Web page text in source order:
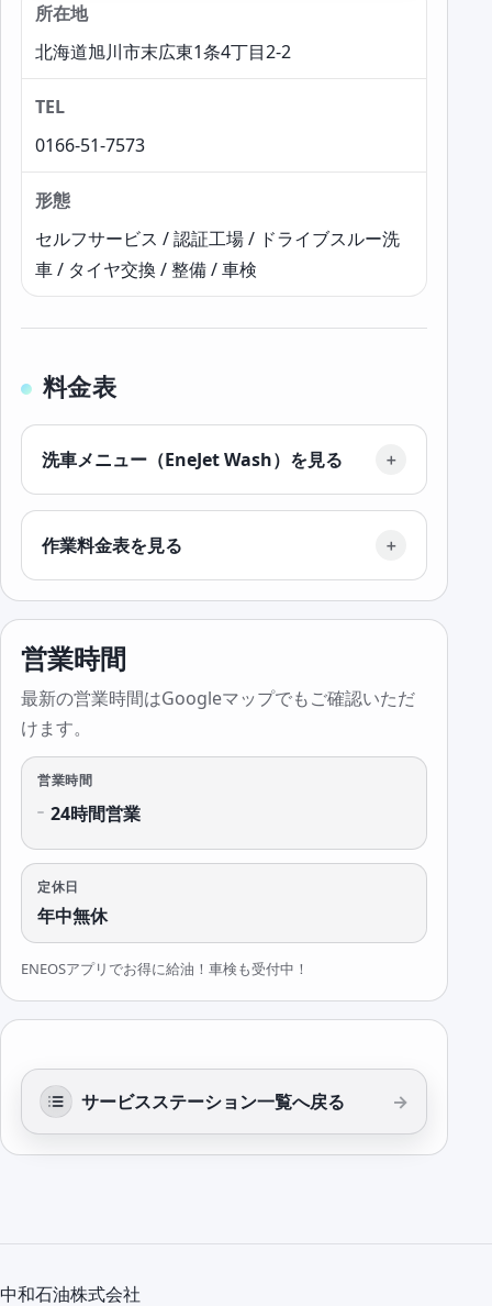
所在地
北海道旭川市末広東1条4丁目2-2
TEL
0166-51-7573
形態
セルフサービス / 認証工場 / ドライブスルー洗
車 / タイヤ交換 / 整備 / 車検
料金表
洗車メニュー（EneJet Wash）を見る
作業料金表を見る
営業時間
最新の営業時間はGoogleマップでもご確認いただ
けます。
営業時間
24時間営業
定休日
年中無休
ENEOSアプリでお得に給油！車検も受付中！
サービスステーション一覧へ戻る
中和石油株式会社